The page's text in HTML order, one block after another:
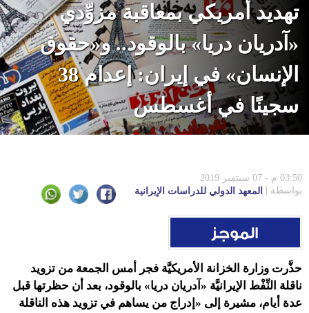
تهديد أمريكي بمعاقبة مزوِّدي
«آدريان دريا» بالوقود.. و«حقوق
الإنسان» في إيران: إعدام 38
سجينًا في أغسطس
03:50 م - 07 سبتمبر 2019
بواسطة
المعهد الدولي للدراسات الإيرانية
حذَّرت وزارة الخزانة الأمريكيَّة فجر أمس الجمعة من تزويد
ناقلة النِّفْط الإيرانيَّة «آدريان دريا» بالوقود، بعد أن حظرتها قبل
عدة أيام، مشيرة إلى «إدراج من يساهم في تزويد هذه الناقلة